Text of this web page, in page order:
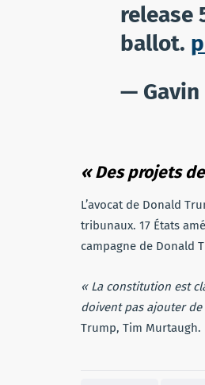
release
ballot.
— Gavin
« Des projets
L’avocat de Donald
tribunaux. 17 États
campagne de Donald
« La constitution est
doivent pas ajouter
Trump, Tim Murtaugh.